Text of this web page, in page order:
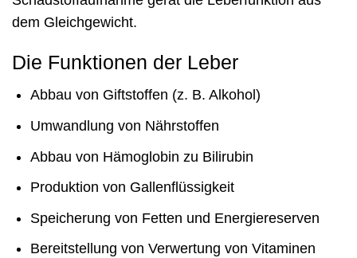
dem Gleichgewicht.
Die Funktionen der Leber
Abbau von Giftstoffen (z. B. Alkohol)
Umwandlung von Nährstoffen
Abbau von Hämoglobin zu Bilirubin
Produktion von Gallenflüssigkeit
Speicherung von Fetten und Energiereserven
Bereitstellung von Verwertung von Vitaminen